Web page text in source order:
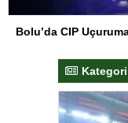
Bolu’da CIP